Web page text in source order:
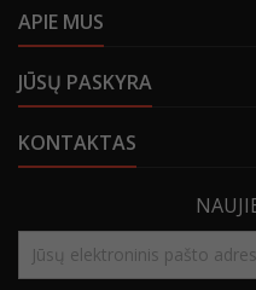
APIE MUS
JŪSŲ PASKYRA
KONTAKTAS